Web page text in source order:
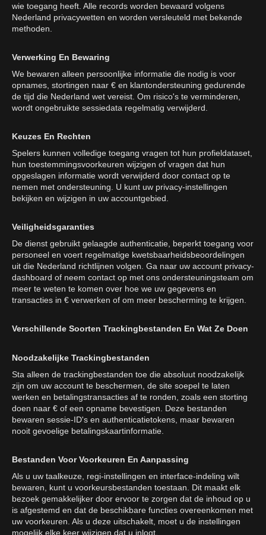
wie toegang heeft. Alle records worden bewaard volgens
Nederland privacywetten en worden versleuteld met bekende
methoden.
Verwerking En Bewaring
We bewaren alleen persoonlijke informatie die nodig is voor
opnames, stortingen naar € en klantondersteuning gedurende
de tijd die Nederland wet vereist. Om risico's te verminderen,
wordt ongebruikte sessiedata regelmatig verwijderd.
Keuzes En Rechten
Spelers kunnen volledige toegang vragen tot hun profieldataset,
hun toestemmingsvoorkeuren wijzigen of vragen dat hun
opgeslagen informatie wordt verwijderd door contact op te
nemen met ondersteuning. U kunt uw privacy-instellingen
bekijken en wijzigen in uw accountgebied.
Veiligheidsgaranties
De dienst gebruikt gelaagde authenticatie, beperkt toegang voor
personeel en voert regelmatige kwetsbaarheidsbeoordelingen
uit die Nederland richtlijnen volgen. Ga naar uw account privacy-
dashboard of neem contact op met ons ondersteuningsteam om
meer te weten te komen over hoe we uw gegevens en
transacties in € verwerken of om meer bescherming te krijgen.
Verschillende Soorten Trackingbestanden En Wat Ze Doen
Noodzakelijke Trackingbestanden
Sta alleen de trackingbestanden toe die absoluut noodzakelijk
zijn om uw account te beschermen, de site soepel te laten
werken en betalingstransacties af te ronden, zoals een storting
doen naar € of een opname bevestigen. Deze bestanden
bewaren sessie-ID's en authenticatietokens, maar bewaren
nooit gevoelige betalingskaartinformatie.
Bestanden Voor Voorkeuren En Aanpassing
Als u uw taalkeuze, regi-instellingen en interface-indeling wilt
bewaren, kunt u voorkeursbestanden toestaan. Dit maakt elk
bezoek gemakkelijker door ervoor te zorgen dat de inhoud op u
is afgestemd en dat de beschikbare functies overeenkomen met
uw voorkeuren. Als u deze uitschakelt, moet u de instellingen
mogelijk elke keer wijzigen dat u inlogt.